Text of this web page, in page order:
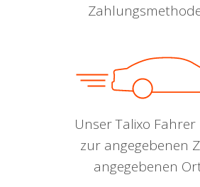
Unser Talixo Fahrer
zur angegebenen
angegebenen